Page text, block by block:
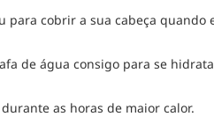
para cobrir a sua cabeça quando
de água consigo para se
as horas de maior calor.